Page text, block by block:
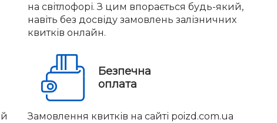
на світлофорі. З цим впорається будь-який,
навіть без досвіду замовлень залізничних
квитків онлайн.
Безпечна
оплата
Замовлення квитків на сайті poizd.com.ua